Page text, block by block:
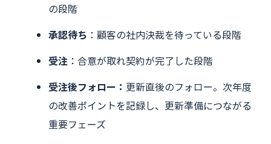
の段階
承認待ち ：顧客の社内決裁を待っている段階
受注 ：合意が取れ契約が完了した段階
受注後フォロー： 更新直後のフォロー。次年度
の改善ポイントを記録し、更新準備につながる
重要フェーズ